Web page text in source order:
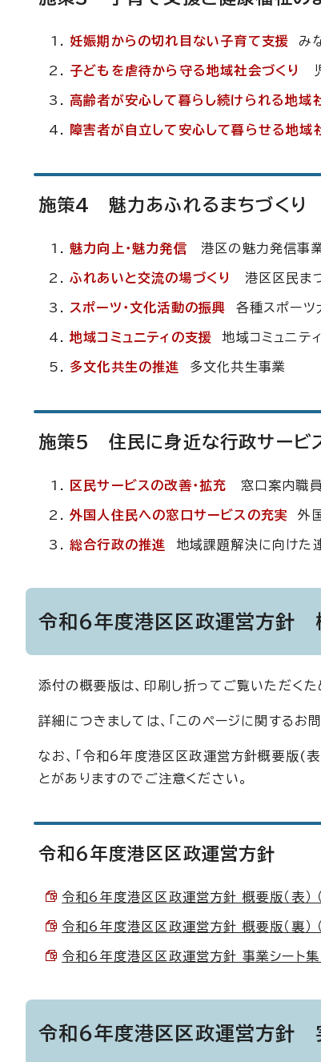
妊娠期からの切れ目ない子育て支援 み
子どもを虐待から守る地域社会づくり
高齢者が安心して暮らし続けられる地域
障害者が自立して安心して暮らせる地域
施策4 魅力あふれるまちづくり
魅力向上・魅力発信 港区の魅力発信事
ふれあいと交流の場づくり 港区区民ま
スポーツ・文化活動の振興 各種スポーツ
地域コミュニティの支援 地域コミュニテ
多文化共生の推進 多文化共生事業
施策5 住民に身近な行政サービ
区民サービスの改善・拡充 窓口案内職
外国人住民への窓口サービスの充実 外
総合行政の推進 地域課題解決に向けた
令和6年度港区区政運営方針
添付の概要版は、印刷し折ってご覧いただく
詳細につきましては、「このページに関するお
なお、「令和6年度港区区政運営方針概要版(
とがありますのでご注意ください。
令和6年度港区区政運営方針
令和6年度港区区政運営方針 概要版（表
令和6年度港区区政運営方針 概要版（裏
令和6年度港区区政運営方針 事業シート
令和6年度港区区政運営方針